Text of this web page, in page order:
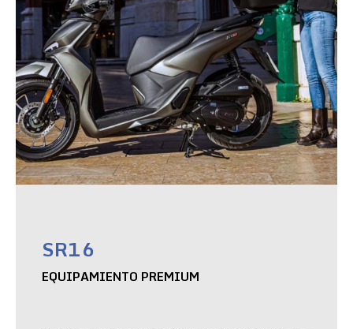
SR16
EQUIPAMIENTO PREMIUM